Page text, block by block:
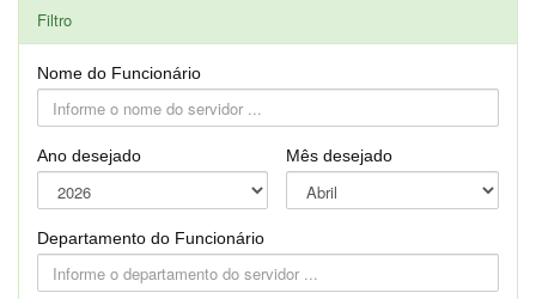
Filtro
Nome do Funcionário
Ano desejado Mês desejado
Departamento do Funcionário